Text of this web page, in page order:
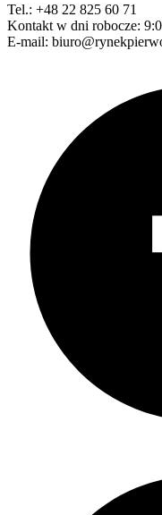
Tel.: +48 22 825 60 71
Kontakt w dni robocze:
E-mail: